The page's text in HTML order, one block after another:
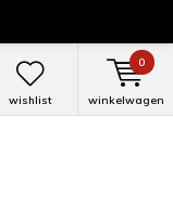
wishlist winkelwagen
0